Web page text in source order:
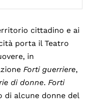
cittadino e ai
porta il Teatro
in
Forti guerriere,
di donne. Forti
di alcune donne del